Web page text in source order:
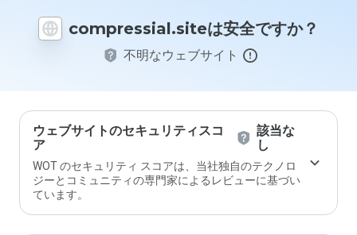
compressial.siteは安全ですか？
不明なウェブサイト
ウェブサイトのセキュリティスコ
ア
該当な
し
WOT のセキュリティ スコアは、当社独自のテクノロ
ジーとコミュニティの専門家によるレビューに基づい
ています。
価し
ます
か？